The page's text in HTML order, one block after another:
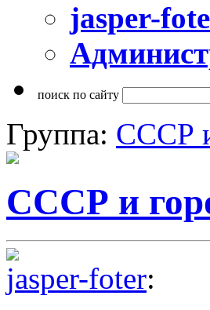
jasper-
поиск по сайту
Группа: СССР
СССР и
jasper-foter: